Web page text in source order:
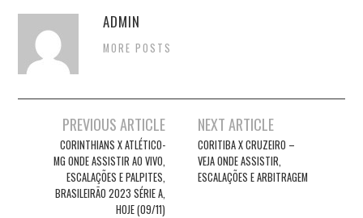
ADMIN
MORE POSTS
navigation
PREVIOUS ARTICLE
CORINTHIANS X ATLÉTICO-
MG ONDE ASSISTIR AO VIVO,
ESCALAÇÕES E PALPITES,
BRASILEIRÃO 2023 SÉRIE A,
HOJE (09/11)
NEXT ARTICLE
CORITIBA X CRUZEIRO –
VEJA ONDE ASSISTIR,
ESCALAÇÕES E ARBITRAGEM